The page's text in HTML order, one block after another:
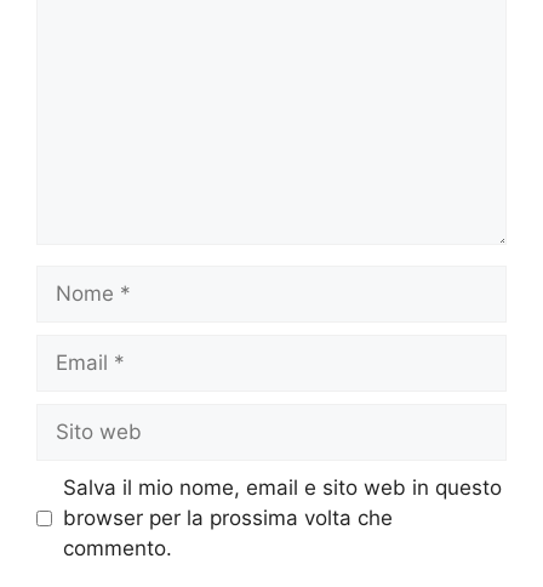
Nome
Email
Sito
web
Salva il mio nome, email e sito web in questo
browser per la prossima volta che
commento.